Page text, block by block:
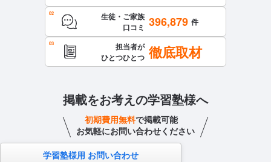
生徒・ご家族
口コミ 396,879 件
担当者が
ひとつひとつ 徹底取材
掲載をお考えの学習塾様へ
初期費用無料で掲載可能
お気軽にお問い合わせください
学習塾様用 お問い合わせ